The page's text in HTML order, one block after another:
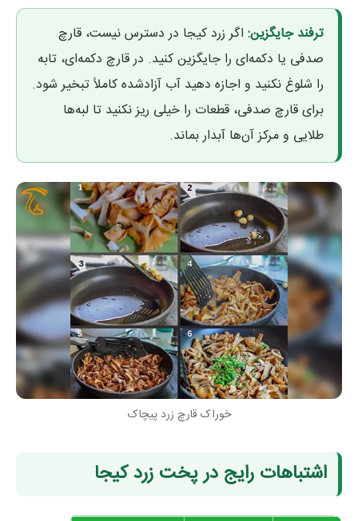
ترفند جایگزین: اگر زرد کیجا در دسترس نیست، قارچ
صدفی یا دکمه‌ای را جایگزین کنید. در قارچ دکمه‌ای، تابه
را شلوغ نکنید و اجازه دهید آب آزادشده کاملاً تبخیر شود.
برای قارچ صدفی، قطعات را خیلی ریز نکنید تا لبه‌ها
طلایی و مرکز آن‌ها آبدار بماند.
خوراک قارچ زرد پیچاک
اشتباهات رایج در پخت زرد کیجا